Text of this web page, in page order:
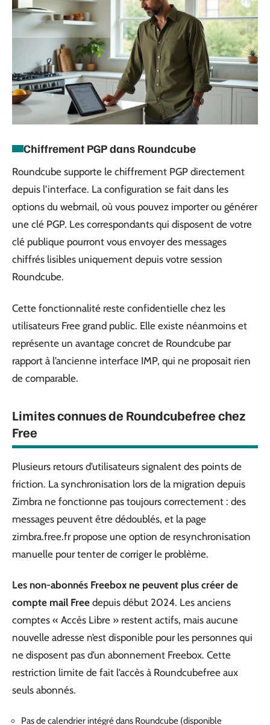
Chiffrement PGP dans Roundcube
Roundcube supporte le chiffrement PGP directement
depuis l’interface. La configuration se fait dans les
options du webmail, où vous pouvez importer ou générer
une clé PGP. Les correspondants qui disposent de votre
clé publique pourront vous envoyer des messages
chiffrés lisibles uniquement depuis votre session
Roundcube.
Cette fonctionnalité reste confidentielle chez les
utilisateurs Free grand public. Elle existe néanmoins et
représente un avantage concret de Roundcube par
rapport à l’ancienne interface IMP, qui ne proposait rien
de comparable.
Limites connues de Roundcubefree chez
Free
Plusieurs retours d’utilisateurs signalent des points de
friction. La synchronisation lors de la migration depuis
Zimbra ne fonctionne pas toujours correctement : des
messages peuvent être dédoublés, et la page
zimbra.free.fr propose une option de resynchronisation
manuelle pour tenter de corriger le problème.
Les non-abonnés Freebox ne peuvent plus créer de
compte mail Free depuis début 2024. Les anciens
comptes « Accès Libre » restent actifs, mais aucune
nouvelle adresse n’est disponible pour les personnes qui
ne disposent pas d’un abonnement Freebox. Cette
restriction limite de fait l’accès à Roundcubefree aux
seuls abonnés.
Pas de calendrier intégré dans Roundcube (disponible